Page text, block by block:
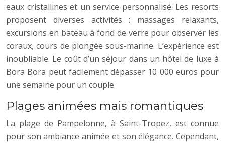
eaux cristallines et un service personnalisé. Les resorts
proposent diverses activités : massages relaxants,
excursions en bateau à fond de verre pour observer les
coraux, cours de plongée sous-marine. L’expérience est
inoubliable. Le coût d’un séjour dans un hôtel de luxe à
Bora Bora peut facilement dépasser 10 000 euros pour
une semaine pour un couple.
Plages animées mais romantiques
La plage de Pampelonne, à Saint-Tropez, est connue
pour son ambiance animée et son élégance. Cependant,